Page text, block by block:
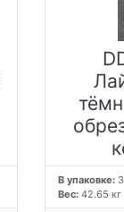
В упаковке:3
Вес: 42.65 кг